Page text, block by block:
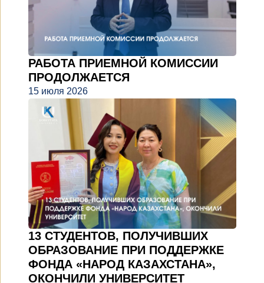
РАБОТА ПРИЕМНОЙ КОМИССИИ
ПРОДОЛЖАЕТСЯ
15 июля 2026
13 СТУДЕНТОВ, ПОЛУЧИВШИХ
ОБРАЗОВАНИЕ ПРИ ПОДДЕРЖКЕ
ФОНДА «НАРОД КАЗАХСТАНА»,
ОКОНЧИЛИ УНИВЕРСИТЕТ